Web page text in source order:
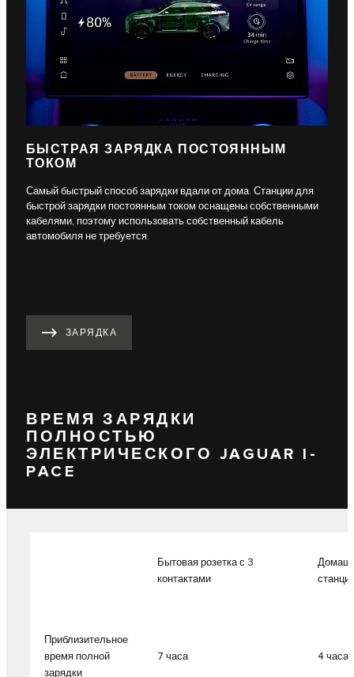
БЫСТРАЯ ЗАРЯДКА ПОСТОЯННЫМ
ТОКОМ
Самый быстрый способ зарядки вдали от дома. Станции для
быстрой зарядки постоянным током оснащены собственными
кабелями, поэтому использовать собственный кабель
автомобиля не требуется.
ЗАРЯДКА
ВРЕМЯ ЗАРЯДКИ
ПОЛНОСТЬЮ
ЭЛЕКТРИЧЕСКОГО JAGUAR I-
PACE
Бытовая розетка с 3
контактами
Приблизительное
время полной
зарядки
7 часа 4 часа